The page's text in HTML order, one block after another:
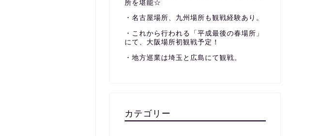
所を堪能☆
・名古屋場所、九州場所も観戦経験あり。
・これから行われる「平成最後の春場所」
にて、大阪場所初観戦予定！
・地方巡業は埼玉と広島にて観戦。
カテゴリー